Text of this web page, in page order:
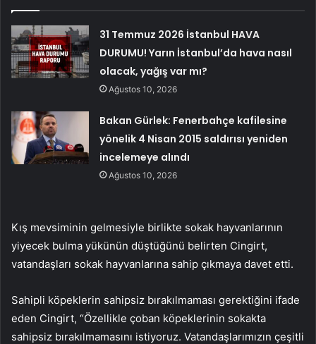
31 Temmuz 2026 İstanbul HAVA
DURUMU! Yarın İstanbul’da hava nasıl
olacak, yağış var mı?
Ağustos 10, 2026
Bakan Gürlek: Fenerbahçe kafilesine
yönelik 4 Nisan 2015 saldırısı yeniden
incelemeye alındı
Ağustos 10, 2026
Kış mevsiminin gelmesiyle birlikte sokak hayvanlarının
yiyecek bulma yükünün düştüğünü belirten Cingirt,
vatandaşları sokak hayvanlarına sahip çıkmaya davet etti.
Sahipli köpeklerin sahipsiz bırakılmaması gerektiğini ifade
eden Cingirt, “Özellikle çoban köpeklerinin sokakta
sahipsiz bırakılmamasını istiyoruz. Vatandaşlarımızın çeşitli